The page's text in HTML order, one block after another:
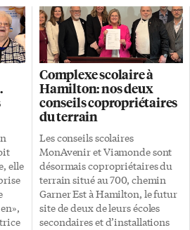
au
la
non, avoir avec les jeunes. Le 26
mai, des dizaines
d’intervenants
communautaires, éducateurs,
travailleurs sociaux et policiers
se sont réunis au campus de
l’Université McMaster à
l’occasion d’une journée de
formation organisée par le
Woman Abuse Working Group
(WAWG), dans le cadre du Mois
de la prévention des agressions
sexuelles. Au fil des ateliers,
une idée revenait
constamment: la prévention
doit commencer beaucoup plus
elle
Complexe scolaire à
Hamilton: nos deux
conseils copropriétaires
du terrain
Les conseils scolaires
MonAvenir et Viamonde sont
désormais copropriétaires du
terrain situé au 700, chemin
Garner Est à Hamilton, le futur
site de deux de leurs écoles
secondaires et d’installations